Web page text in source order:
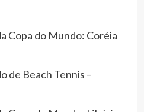
Copa do Mundo: Coréia
de Beach Tennis –